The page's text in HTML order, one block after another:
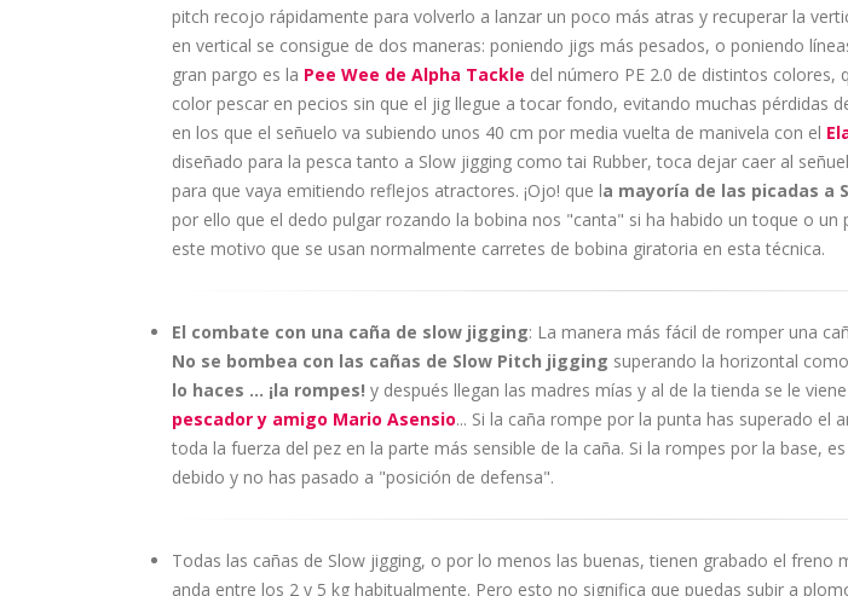
pitch recojo rápidamente para volverlo a lanzar un poco más atras y recuperar la
en vertical se consigue de dos maneras: poniendo jigs más pesados, o poniendo
gran pargo es la Pee Wee de Alpha Tackle del número PE 2.0 de distintos colores,
color pescar en pecios sin que el jig llegue a tocar fondo, evitando muchas pérdidas
en los que el señuelo va subiendo unos 40 cm por media vuelta de manivela con el
diseñado para la pesca tanto a Slow jigging como tai Rubber, toca dejar caer al
para que vaya emitiendo reflejos atractores. ¡Ojo! que la mayoría de las picadas a
por ello que el dedo pulgar rozando la bobina nos "canta" si ha habido un toque o un
este motivo que se usan normalmente carretes de bobina giratoria en esta técnica.
El combate con una caña de slow jigging: La manera más fácil de romper una
No se bombea con las cañas de Slow Pitch jigging superando la horizontal
lo haces ... ¡la rompes! y después llegan las madres mías y al de la tienda se le
pescador y amigo Mario Asensio... Si la caña rompe por la punta has superado el
toda la fuerza del pez en la parte más sensible de la caña. Si la rompes por la base,
debido y no has pasado a "posición de defensa".
Todas las cañas de Slow jigging, o por lo menos las buenas, tienen grabado el freno
anda entre los 2 y 5 kg habitualmente. Pero esto no significa que puedas subir a